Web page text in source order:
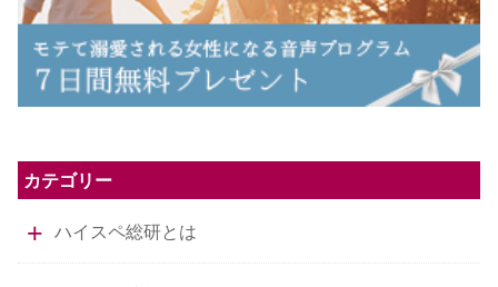
カテゴリー
ハイスペ総研とは